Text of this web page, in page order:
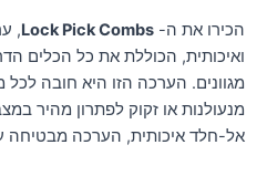
הכירו את ה- Lock Pick Combs
,
ואיכותית, הכוללת את כל הכלים
מגוונים. הערכה הזו היא חובה לכל
מנעולנות או זקוק לפתרון מהיר
אל-חלד איכותית, הערכה מבטיחה